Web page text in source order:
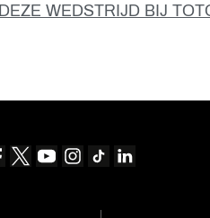
WEDSTRIJD BIJ